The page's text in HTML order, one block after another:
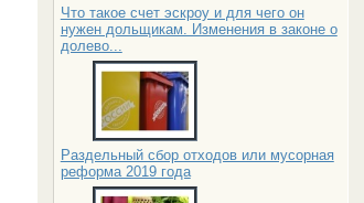
Что такое счет эскроу и для чего он
нужен дольщикам. Изменения в законе о
долево...
Раздельный сбор отходов или мусорная
реформа 2019 года